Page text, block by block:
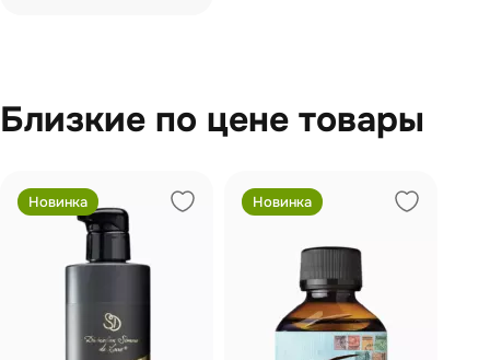
Близкие по цене товары
Новинка Новинка